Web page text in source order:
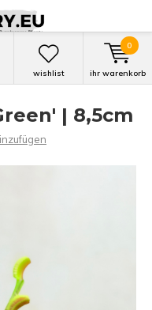
wishlist ihr warenkorb
0
| 8,5cm